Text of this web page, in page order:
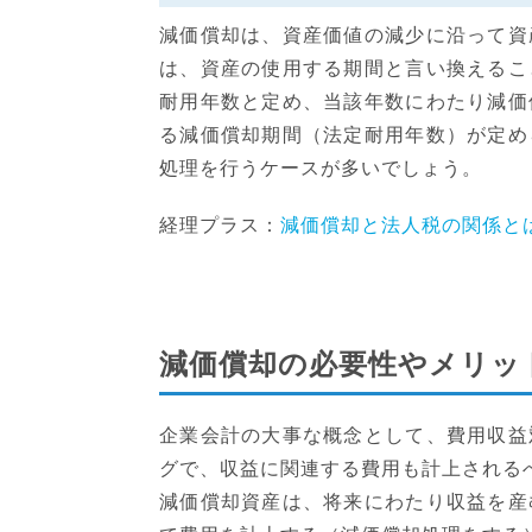
減価償却は、資産価値の減少に沿って
は、資産の使用する期間と言い換える
耐用年数と定め、当該年数にわたり減
る減価償却期間（法定耐用年数）が定
処理を行うケースが多いでしょう。
経理プラス： 減価償却と法人税の関係と
減価償却の必要性やメリッ
企業会計の大事な概念として、費用収
グで、収益に関連する費用も計上される
減価償却資産は、将来にわたり収益を